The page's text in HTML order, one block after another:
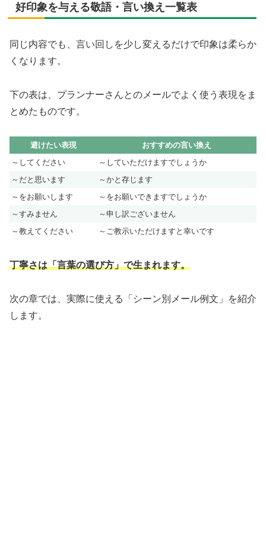
好印象を与える敬語・言い換え一覧表
同じ内容でも、言い回しを少し変えるだけで印象は柔らか
くなります。
下の表は、プランナーさんとのメールでよく使う表現をま
とめたものです。
避けたい表現
おすすめの言い換え
～してください
～していただけますでしょうか
～だと思います
～かと存じます
～をお願いします
～をお願いできますでしょうか
～すみません
～申し訳ございません
～教えてください
～ご教示いただけますと幸いです
丁寧さは「言葉の選び方」で生まれます。
次の章では、実際に使える「シーン別メール例文」を紹介
します。